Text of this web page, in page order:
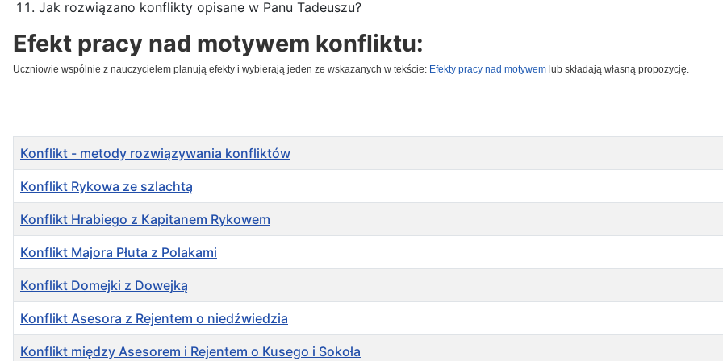
Jak rozwiązano konflikty opisane w Panu Tadeuszu?
Efekt pracy nad motywem konfliktu:
Uczniowie wspólnie z nauczycielem planują efekty i wybierają jeden ze wskazanych w tekście: Efekty pracy nad motywem lub składają własną propozycję.
Tytuł
Konflikt - metody rozwiązywania konfliktów
Konflikt Rykowa ze szlachtą
Konflikt Hrabiego z Kapitanem Rykowem
Konflikt Majora Płuta z Polakami
Konflikt Domejki z Dowejką
Konflikt Asesora z Rejentem o niedźwiedzia
Konflikt między Asesorem i Rejentem o Kusego i Sokoła